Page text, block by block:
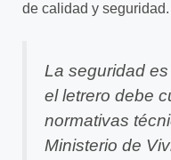
de calidad y seguridad.
La seguridad
el letrero debe
normativas
Ministerio de